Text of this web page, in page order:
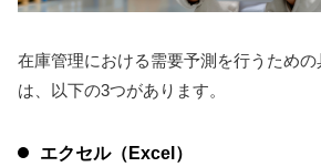
在庫管理における需要予測を行うため
は、以下の3つがあります。
エクセル（Excel）